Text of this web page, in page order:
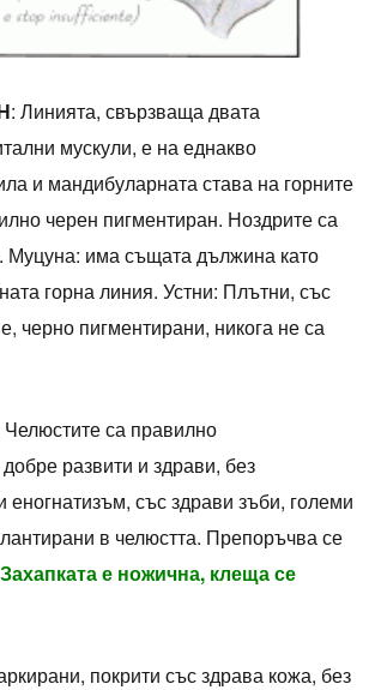
: Линията, свързваща двата
мускули, е на еднакво
и мандибуларната става на горните
черен пигментиран. Ноздрите са
Муцуна: има същата дължина като
горна линия. Устни: Плътни, със
черно пигментирани, никога не са
Челюстите са правилно
развити и здрави, без
еногнатизъм, със здрави зъби, големи
в челюстта. Препоръчва се
Захапката е ножична, клеща се
покрити със здрава кожа, без